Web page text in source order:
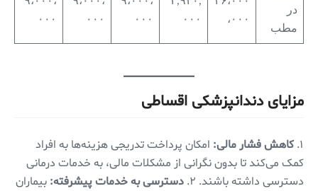
در
مطب
،۰۰۰
۰۰۰
۰۰۰
۰۰۰
۰۰۰
مزایای دندانپزشکی اقساطی
۱. کاهش فشار مالی: امکان پرداخت تدریجی هزینه‌ها به افراد
کمک می‌کند تا بدون نگرانی از مشکلات مالی، به خدمات درمانی
دسترسی داشته باشند. ۲.
دسترسی به خدمات پیشرفته: بیماران